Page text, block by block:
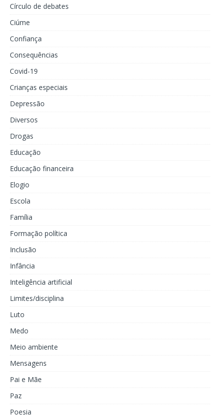
Círculo de debates
Ciúme
Confiança
Consequências
Covid-19
Crianças especiais
Depressão
Diversos
Drogas
Educação
Educação financeira
Elogio
Escola
Família
Formação política
Inclusão
Infância
Inteligência artificial
Limites/disciplina
Luto
Medo
Meio ambiente
Mensagens
Pai e Mãe
Paz
Poesia